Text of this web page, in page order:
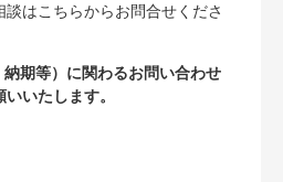
はこちらからお問合せくださ
期等）に関わるお問い合わせ
いいたします。